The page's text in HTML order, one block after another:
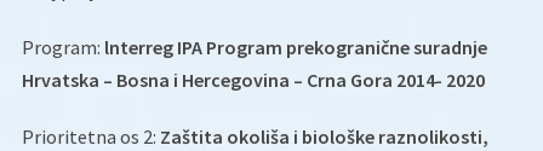
Program: lnterreg IPA Program prekogranične suradnje
Hrvatska – Bosna i Hercegovina – Crna Gora 2014- 2020
Prioritetna os 2: Zaštita okoliša i biološke raznolikosti,